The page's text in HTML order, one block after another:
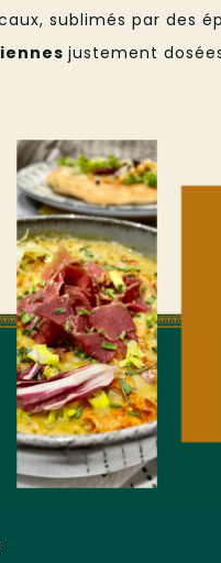
sublimés par des
justement